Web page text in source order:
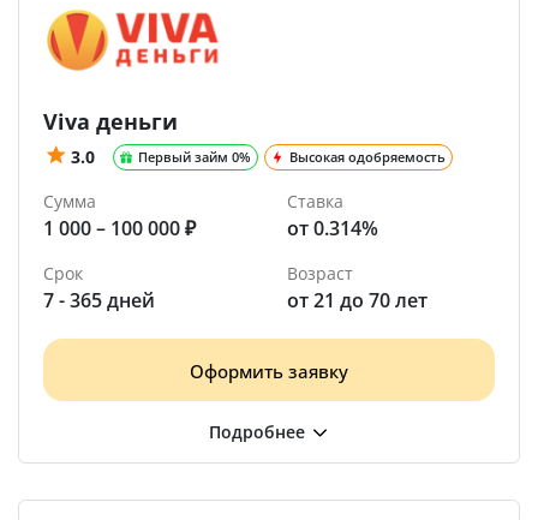
Viva деньги
3.0 Первый займ 0% Высокая одобряемость
Сумма
1 000 – 100 000 ₽
Ставка
от 0.314%
Срок
7 - 365 дней
Возраст
от 21 до 70 лет
Оформить заявку